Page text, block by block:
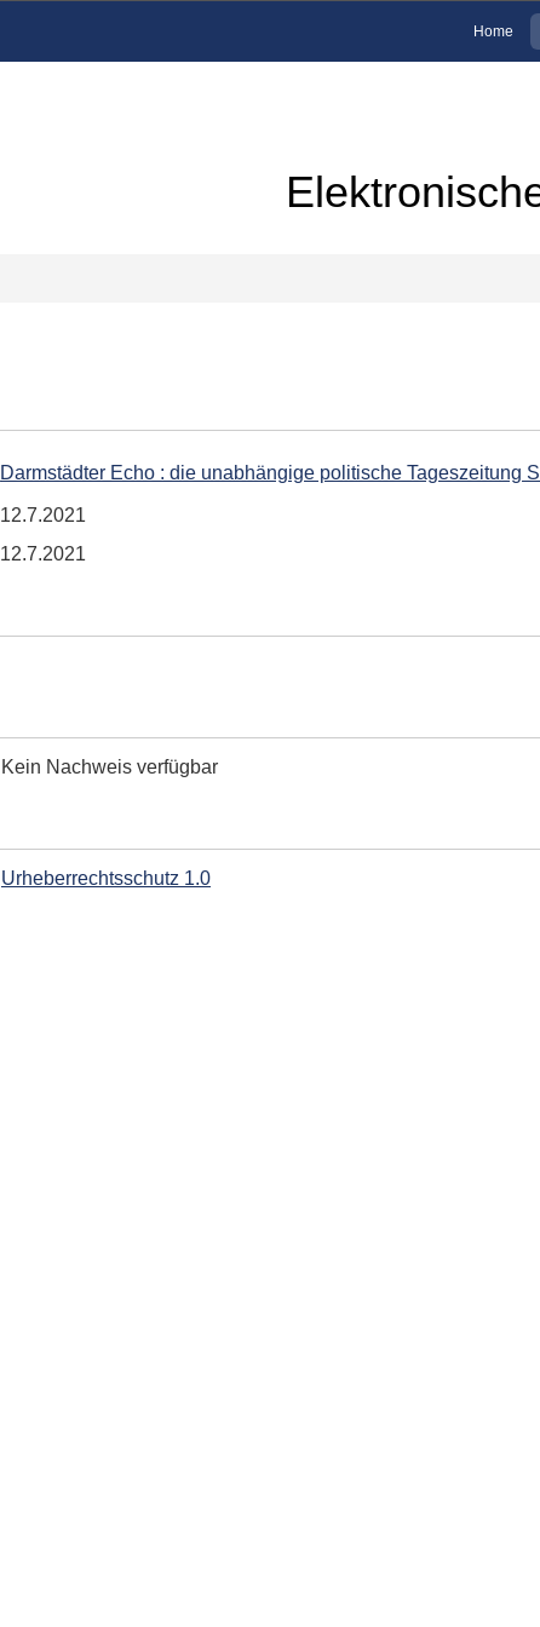
Home
Darmstädter Echo : die unabhängige politische Tageszeitung
12.7.2021
12.7.2021
Kein Nachweis verfügbar
Urheberrechtsschutz 1.0